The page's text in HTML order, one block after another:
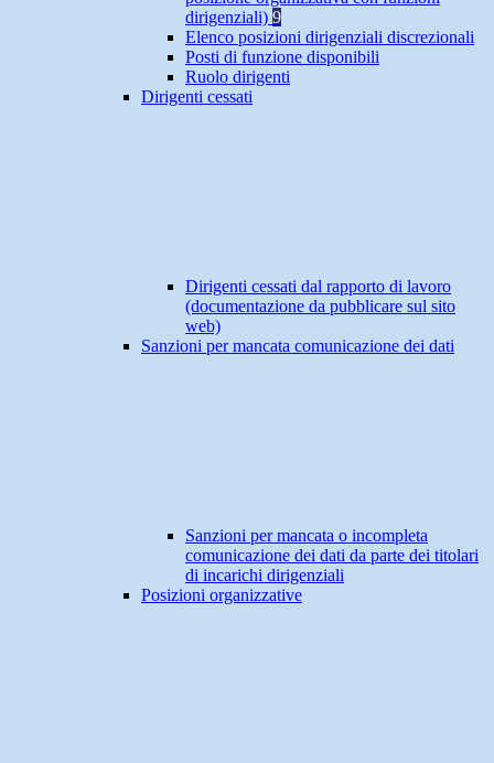
dirigenziali) 9
Elenco posizioni dirigenziali discrezionali
Posti di funzione disponibili
Ruolo dirigenti
Dirigenti cessati
Dirigenti cessati dal rapporto di lavoro
(documentazione da pubblicare sul sito
web)
Sanzioni per mancata comunicazione dei dati
Sanzioni per mancata o incompleta
comunicazione dei dati da parte dei titolari
di incarichi dirigenziali
Posizioni organizzative